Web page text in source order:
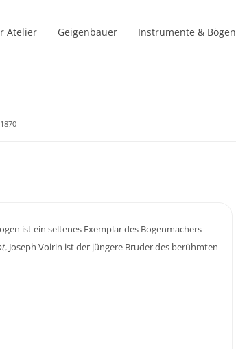
Atelier Geigenbauer Instrumente & Bögen
ist ein seltenes Exemplar des Bogenmachers
Joseph Voirin ist der jüngere Bruder des berühmten